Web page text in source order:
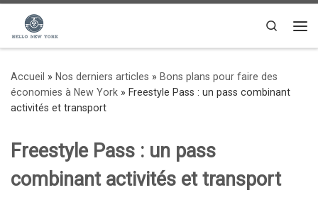
Passer au contenu
Search
Accueil » Nos derniers articles » Bons plans pour faire des
économies à New York » Freestyle Pass : un pass combinant
activités et transport
Freestyle Pass : un pass
combinant activités et transport